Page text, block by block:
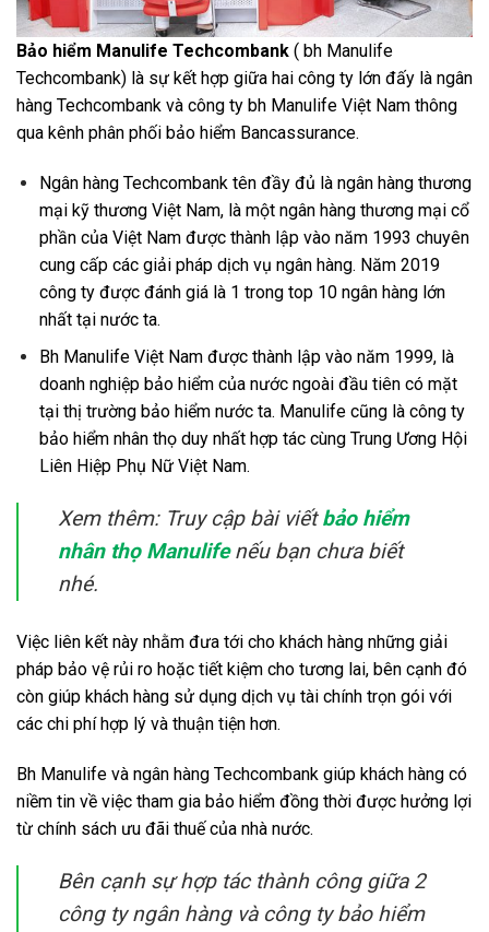
Bảo hiểm Manulife Techcombank ( bh Manulife
Techcombank) là sự kết hợp giữa hai công ty lớn đấy là ngân
hàng Techcombank và công ty bh Manulife Việt Nam thông
qua kênh phân phối bảo hiểm Bancassurance.
Ngân hàng Techcombank tên đầy đủ là ngân hàng thương
mại kỹ thương Việt Nam, là một ngân hàng thương mại cổ
phần của Việt Nam được thành lập vào năm 1993 chuyên
cung cấp các giải pháp dịch vụ ngân hàng. Năm 2019
công ty được đánh giá là 1 trong top 10 ngân hàng lớn
nhất tại nước ta.
Bh Manulife Việt Nam được thành lập vào năm 1999, là
doanh nghiệp bảo hiểm của nước ngoài đầu tiên có mặt
tại thị trường bảo hiểm nước ta. Manulife cũng là công ty
bảo hiểm nhân thọ duy nhất hợp tác cùng Trung Ương Hội
Liên Hiệp Phụ Nữ Việt Nam.
Xem thêm: Truy cập bài viếtbảo hiểm
nhân thọ Manulifenếu bạn chưa biết
nhé.
Việc liên kết này nhằm đưa tới cho khách hàng những giải
pháp bảo vệ rủi ro hoặc tiết kiệm cho tương lai, bên cạnh đó
còn giúp khách hàng sử dụng dịch vụ tài chính trọn gói với
các chi phí hợp lý và thuận tiện hơn.
Bh Manulife và ngân hàng Techcombank giúp khách hàng có
niềm tin về việc tham gia bảo hiểm đồng thời được hưởng lợi
từ chính sách ưu đãi thuế của nhà nước.
Bên cạnh sự hợp tác thành công giữa 2
công ty ngân hàng và công ty bảo hiểm